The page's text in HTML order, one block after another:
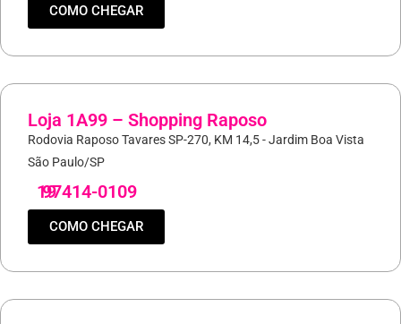
COMO CHEGAR
Loja 1A99 – Shopping Raposo
Rodovia Raposo Tavares SP-270, KM 14,5 - Jardim Boa Vista
São Paulo/SP
19
97414-0109
COMO CHEGAR